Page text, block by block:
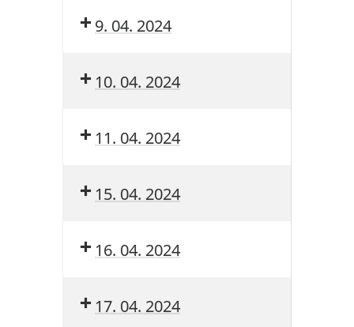
9. 04. 2024
10. 04. 2024
11. 04. 2024
15. 04. 2024
16. 04. 2024
17. 04. 2024